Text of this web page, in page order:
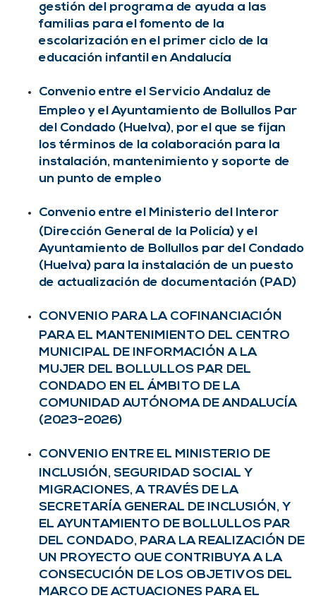
gestión del programa de ayuda a las
familias para el fomento de la
escolarización en el primer ciclo de la
educación infantil en Andalucía
Convenio entre el Servicio Andaluz de
Empleo y el Ayuntamiento de Bollullos Par
del Condado (Huelva), por el que se fijan
los términos de la colaboración para la
instalación, mantenimiento y soporte de
un punto de empleo
Convenio entre el Ministerio del Interor
(Dirección General de la Policía) y el
Ayuntamiento de Bollullos par del Condado
(Huelva) para la instalación de un puesto
de actualización de documentación (PAD)
CONVENIO PARA LA COFINANCIACIÓN
PARA EL MANTENIMIENTO DEL CENTRO
MUNICIPAL DE INFORMACIÓN A LA
MUJER DEL BOLLULLOS PAR DEL
CONDADO EN EL ÁMBITO DE LA
COMUNIDAD AUTÓNOMA DE ANDALUCÍA
(2023-2026)
CONVENIO ENTRE EL MINISTERIO DE
INCLUSIÓN, SEGURIDAD SOCIAL Y
MIGRACIONES, A TRAVÉS DE LA
SECRETARÍA GENERAL DE INCLUSIÓN, Y
EL AYUNTAMIENTO DE BOLLULLOS PAR
DEL CONDADO, PARA LA REALIZACIÓN DE
UN PROYECTO QUE CONTRIBUYA A LA
CONSECUCIÓN DE LOS OBJETIVOS DEL
MARCO DE ACTUACIONES PARA EL